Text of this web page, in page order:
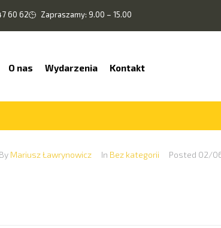
60 62 Zapraszamy: 9.00 – 15.00
O nas Wydarzenia Kontakt
By Mariusz Ławrynowicz In Bez kategorii Posted 02/